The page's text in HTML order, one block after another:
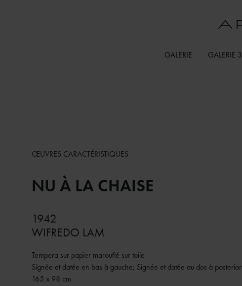
GALERIE GALERIE
ŒUVRES CARACTÉRISTIQUES
NU À LA CHAISE
1942
WIFREDO LAM
Tempera sur papier marouflé sur toile
Signée et datée en bas à gauche; Signée et datée au dos à posteriori
165 x 98 cm